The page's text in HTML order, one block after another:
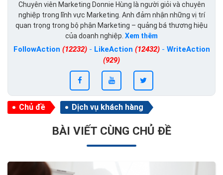
Chuyên viên Marketing Donnie Hùng là người giỏi và chuyên
nghiệp trong lĩnh vực Marketing. Anh đảm nhận những vị trí
quan trọng trong bộ phận Marketing – quảng bá thương hiệu
của doanh nghiệp. Xem thêm
FollowAction (12232)- LikeAction (12432)- WriteAction
(929)
Chủ đề Dịch vụ khách hàng
BÀI VIẾT CÙNG CHỦ ĐỀ